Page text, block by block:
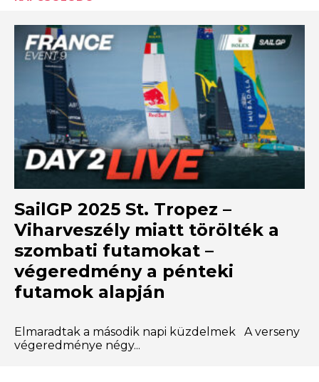
SailGP 2025 St. Tropez –
Viharveszély miatt törölték a
szombati futamokat –
végeredmény a pénteki
futamok alapján
Elmaradtak a második napi küzdelmek A verseny
végeredménye négy...